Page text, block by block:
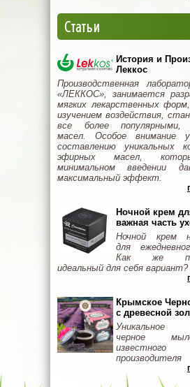
Статьи
История и
Леккос
Производственная
«ЛЕККОС», занимается
мягких лекарственных
изучением воздействия,
все более популярными,
масел. Особое внимание
составлению уникальных
эфирных масел,
минимальном введении
максимальный эффект.
Ночной крем
важная часть
Ночной крем
для
Как же
идеальный для себя вариант?
Крымское
с древесной
Уникальное
черное
известного
производителя